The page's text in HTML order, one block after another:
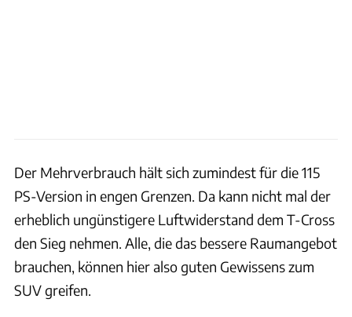
Der Mehrverbrauch hält sich zumindest für die 115
PS-Version in engen Grenzen. Da kann nicht mal der
erheblich ungünstigere Luftwiderstand dem T-Cross
den Sieg nehmen. Alle, die das bessere Raumangebot
brauchen, können hier also guten Gewissens zum
SUV greifen.